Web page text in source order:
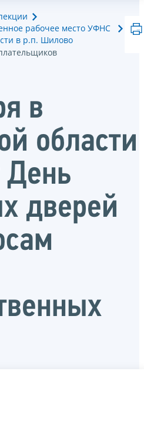
рабочее место УФНС
в р.п. Шилово
в
области
День
дверей